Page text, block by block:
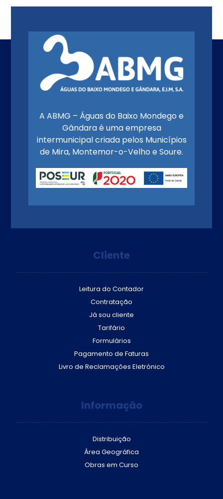
A ABMG – Águas do Baixo Mondego e
Gândara é uma empresa
intermunicipal criada pelos Municípios
de Mira, Montemor-o-Velho e Soure.
Cliente
Leitura do Contador
Contratação
Já sou cliente
Tarifário
Formulários
Pagamento de Faturas
Livro de Reclamações Eletrónico
Informação
Distribuição
Área Geográfica
Obras em Curso